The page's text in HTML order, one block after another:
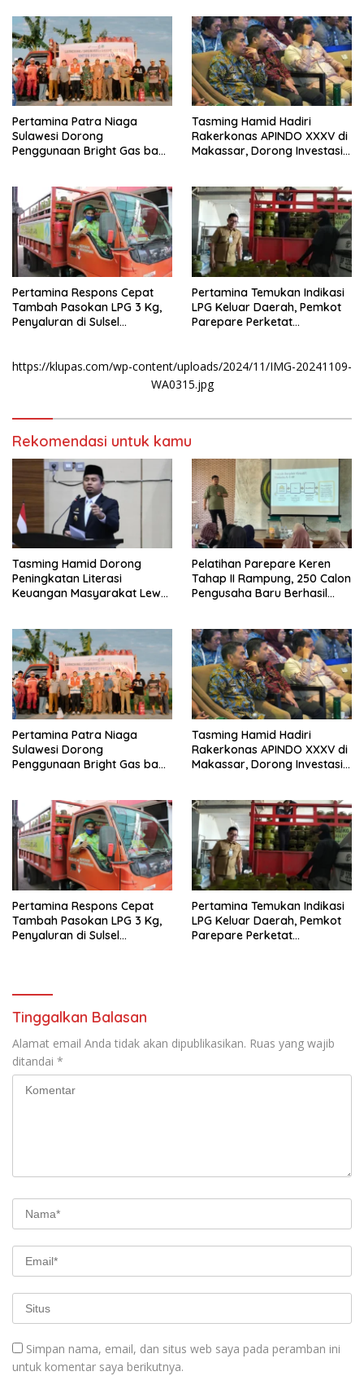
Pertamina Patra Niaga
Sulawesi Dorong
Penggunaan Bright Gas bagi
Tasming Hamid Hadiri
Rakerkonas APINDO XXXV di
Makassar, Dorong Investasi
Pertamina Respons Cepat
Tambah Pasokan LPG 3 Kg,
Penyaluran di Sulsel
Pertamina Temukan Indikasi
LPG Keluar Daerah, Pemkot
Parepare Perketat
https://klupas.com/wp-content/uploads/2024/11/IMG-20241109-
WA0315.jpg
Rekomendasi untuk kamu
Tasming Hamid Dorong
Peningkatan Literasi
Keuangan Masyarakat Lewat
Pelatihan Parepare Keren
Tahap II Rampung, 250 Calon
Pengusaha Baru Berhasil
Pertamina Patra Niaga
Sulawesi Dorong
Penggunaan Bright Gas bagi
Tasming Hamid Hadiri
Rakerkonas APINDO XXXV di
Makassar, Dorong Investasi
Pertamina Respons Cepat
Tambah Pasokan LPG 3 Kg,
Penyaluran di Sulsel
Pertamina Temukan Indikasi
LPG Keluar Daerah, Pemkot
Parepare Perketat
Tinggalkan Balasan
Alamat email Anda tidak akan dipublikasikan. Ruas yang wajib
ditandai *
Simpan nama, email, dan situs web saya pada peramban ini
untuk komentar saya berikutnya.